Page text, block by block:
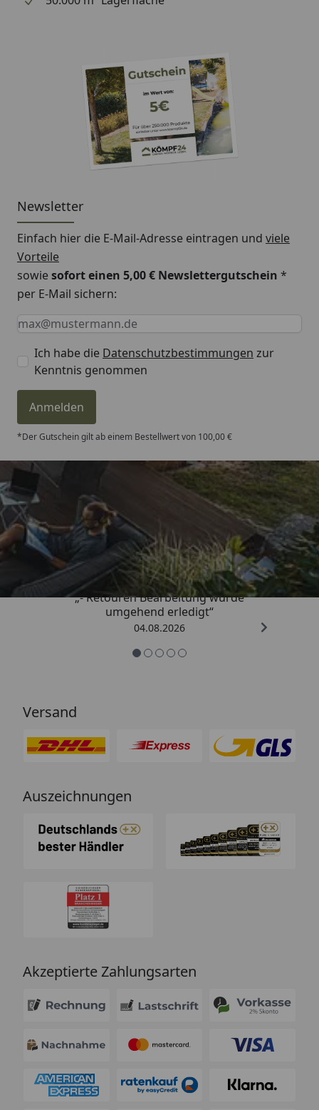
Newsletter
Einfach hier die E-Mail-Adresse eintragen und viele
Vorteile
sowiesofort einen 5,00 € Newslettergutschein *
per E-Mail sichern:
Keine Eingabe erforderlich
Eingabe erforderlich
E-Mail *
Ich habe die Datenschutzbestimmungen zur
Kenntnis genommen
Anmelden
*Der Gutschein gilt ab einem Bestellwert von 100,00 €
Trusted Shops
4,81/ 5
„- Retouren Bearbeitung wurde
umgehend erledigt“
04.08.2026
Versand
Auszeichnungen
Akzeptierte Zahlungsarten